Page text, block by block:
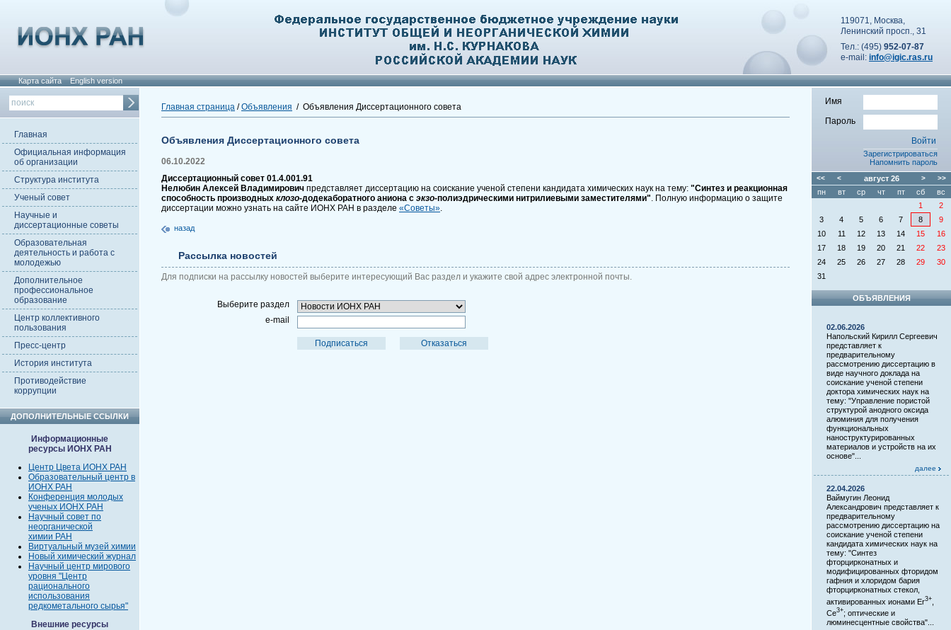
119071, Москва,
Ленинский просп., 31
Тел.: (495) 952-07-87
e-mail: info@igic.ras.ru
Карта сайта English version
Главная
Официальная информация
об организации
Структура института
Ученый совет
Научные и
диссертационные советы
Образовательная
деятельность и работа с
молодежью
Дополнительное
профессиональное
образование
Центр коллективного
пользования
Пресс-центр
История института
Противодействие
коррупции
ДОПОЛНИТЕЛЬНЫЕ ССЫЛКИ
Информационные
ресурсы ИОНХ РАН
Центр Цвета ИОНХ РАН
Образовательный центр в
ИОНХ РАН
Конференция молодых
ученых ИОНХ РАН
Научный совет по
неорганической
химии РАН
Виртуальный музей химии
Новый химический журнал
Научный центр мирового
уровня "Центр
рационального
использования
редкометального сырья"
Внешние ресурсы
Главная страница /Объявления / Объявления Диссертационного совета
Объявления Диссертационного совета
06.10.2022
Диссертационный совет 01.4.001.91
Нелюбин Алексей Владимирович представляет диссертацию на соискание ученой степени кандидата химических наук на тему: "Синтез и реакционная
способность производных клозо-додекаборатного аниона с экзо-полиэдрическими нитрилиевыми заместителями". Полную информацию о защите
диссертации можно узнать на сайте ИОНХ РАН в разделе «Советы».
назад
Рассылка новостей
Для подписки на рассылку новостей выберите интересующий Вас раздел и укажите свой адрес электронной почты.
Выберите раздел
e-mail
Имя
Пароль
Зарегистрироваться
Напомнить пароль
<< < август26 > >>
пн вт ср чт пт сб
вс
1
2
3
4 5 6 7 8
9
10
11 12 13 14 15
16
17
18 19 20 21 22
23
24
25 26 27 28 29
30
31
ОБЪЯВЛЕНИЯ
02.06.2026
Напольский Кирилл Сергеевич
представляет к
предварительному
рассмотрению диссертацию в
виде научного доклада на
соискание ученой степени
доктора химических наук на
тему: "Управление пористой
структурой анодного оксида
алюминия для получения
функциональных
наноструктурированных
материалов и устройств на их
основе"...
далее
22.04.2026
Ваймугин Леонид
Александрович представляет к
предварительному
рассмотрению диссертацию на
соискание ученой степени
кандидата химических наук на
тему: "Синтез
фторцирконатных и
модифицированных фторидом
гафния и хлоридом бария
фторцирконатных стекол,
активированных ионами Er3+
Ce3+; оптические и
люминесцентные свойства"...